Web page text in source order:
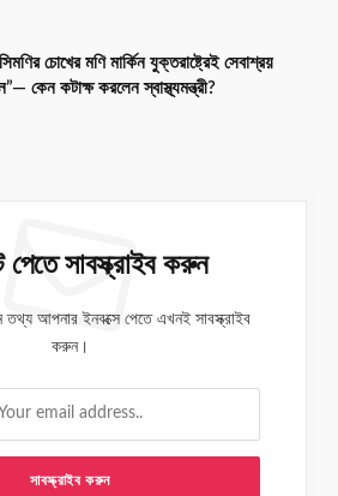
চোখের মণি মার্কিন যুক্তরাষ্ট্রেই সেবাশ্রয়
কেন কটাক্ষ করলেন স্বাস্থ্যমন্ত্রী?
সাবস্ক্রাইব করুন
আপনার ইনবক্সে পেতে এখনই সাবস্ক্রাইব
করুন।